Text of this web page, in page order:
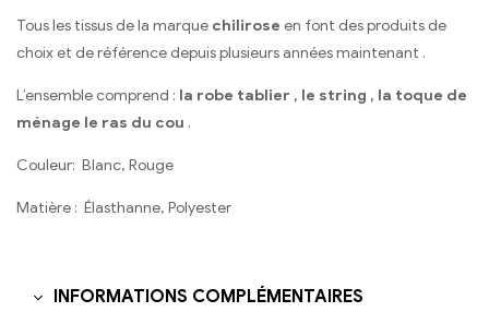
Tous les tissus de la marque chilirose en font des produits de
choix et de référence depuis plusieurs années maintenant .
L’ensemble comprend : la robe tablier , le string , la toque de
ménage le ras du cou .
Couleur: Blanc, Rouge
Matière : Élasthanne, Polyester
INFORMATIONS COMPLÉMENTAIRES